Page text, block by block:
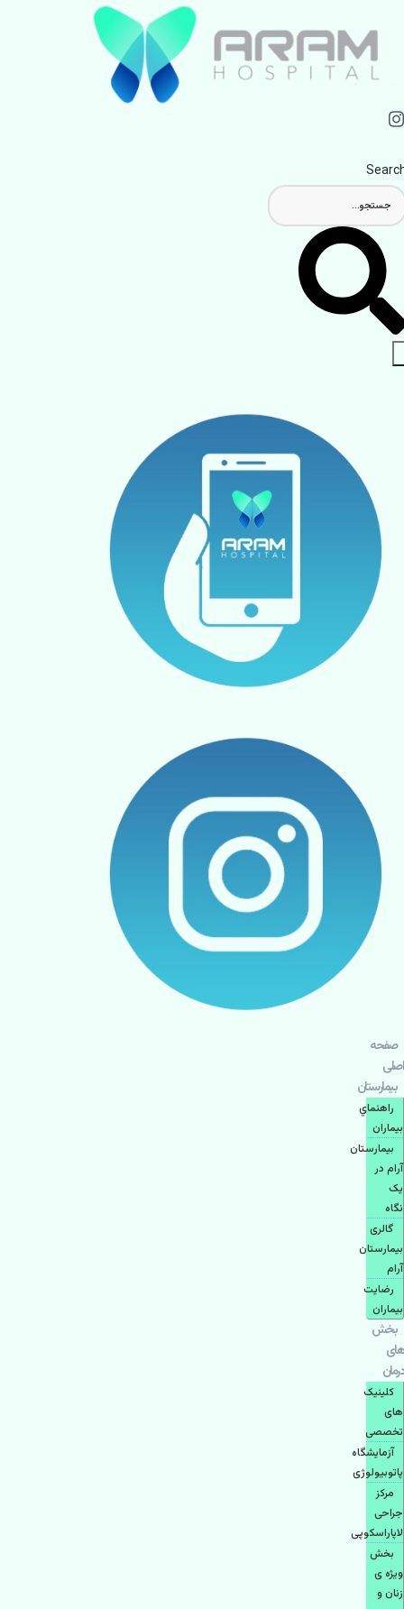
صفحه
اصلی
بيمارستان
راهنماي
بیماران
بیمارستان
آرام در
یک
نگاه
گالری
بیمارستان
آرام
رضایت
بیماران
بخش
های
درمان
کلینیک
های
تخصصی
آزمایشگاه
پاتوبیولوژی
مرکز
جراحی
لاپاراسکوپی
بخش
ویژه ی
زنان و